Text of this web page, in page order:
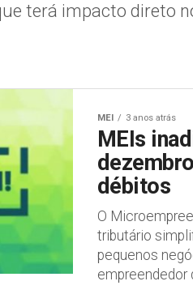
terá impacto direto
MEI 3 anos atrás
MEIs
débitos
O
tributário
pequenos
empreendedor